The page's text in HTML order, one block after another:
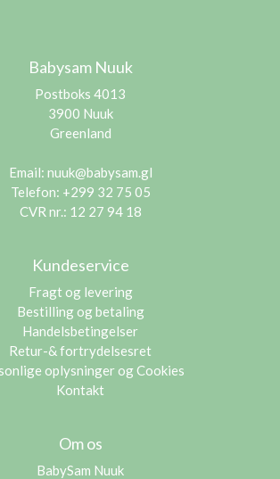
Babysam Nuuk
Postboks 4013
3900 Nuuk
Greenland
Email: nuuk@babysam.gl
Telefon: +299 32 75 05
CVR nr.: 12 27 94 18
Kundeservice
Fragt og levering
Bestilling og betaling
Handelsbetingelser
Retur-& fortrydelsesret
oplysninger og Cookies
Kontakt
Om os
BabySam Nuuk